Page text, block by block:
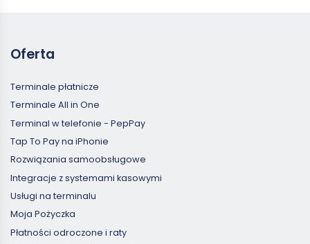
Oferta
Terminale płatnicze
Terminale All in One
Terminal w telefonie - PepPay
Tap To Pay na iPhonie
Rozwiązania samoobsługowe
Integracje z systemami kasowymi
Usługi na terminalu
Moja Pożyczka
Płatności odroczone i raty